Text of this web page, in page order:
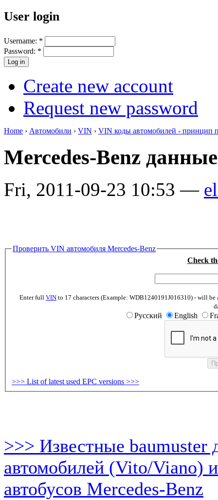
User login
Username: *
Password: *
Create new account
Request new password
Home › Автомобили › VIN › VIN коды автомобилей - принцип
Mercedes-Benz
Fri, 2011-09-23 10:53 —
Проверить VIN автомобиля Mercedes-Benz
Check
Enter full VIN to 17 characters (Example: WDB1240191J016310) - will
Русский English
>>> List of latest used EPC versions >>>
>>> Известные baumuster
автомобилей (Vito/Viano)
автобусов Mercedes-Benz